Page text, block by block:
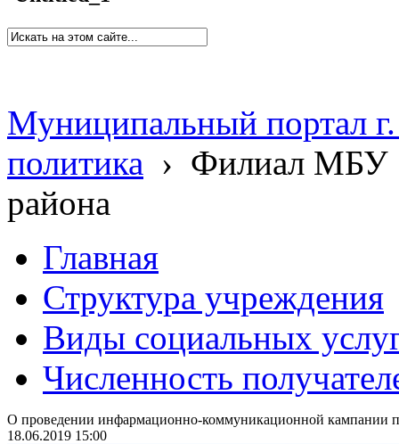
Муниципальный портал
политика › Филиал МБУ
района
Главная
Структура учреждения
Виды социальных
Численность
О проведении инфармационно-коммуникационной кампании
18.06.2019 15:00